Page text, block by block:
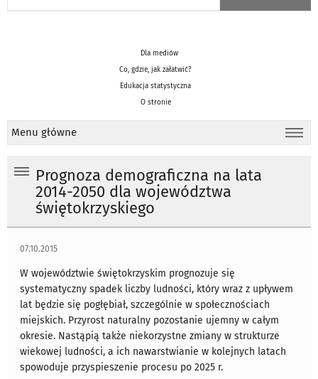
Dla mediów
Co, gdzie, jak załatwić?
Edukacja statystyczna
O stronie
Menu główne
Prognoza demograficzna na lata
2014-2050 dla województwa
świętokrzyskiego
07.10.2015
W województwie świętokrzyskim prognozuje się
systematyczny spadek liczby ludności, który wraz z upływem
lat będzie się pogłębiał, szczególnie w społecznościach
miejskich. Przyrost naturalny pozostanie ujemny w całym
okresie. Nastąpią także niekorzystne zmiany w strukturze
wiekowej ludności, a ich nawarstwianie w kolejnych latach
spowoduje przyspieszenie procesu po 2025 r.